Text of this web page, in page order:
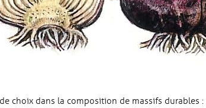
choix dans la composition de massifs durables